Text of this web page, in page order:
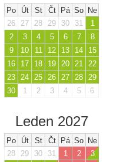
Po Út St Čt Pá So Ne
26
27 28 29 30 31
1
2
3 4 5 6 7
8
9
10 11 12 13 14
15
16
17 18 19 20 21 22
23 24 25 26 27 28 29
30
1 2 3 4 5 6
Leden 2027
Po Út St Čt Pá So Ne
28
29 30 31 1 2
3